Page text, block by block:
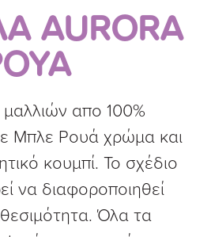
AURORA
απο 100%
Μπλε Ρουά χρώμα και
κουμπί. Το σχέδιο
να διαφοροποιηθεί
Όλα τα